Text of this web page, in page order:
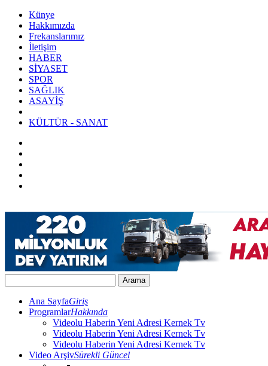
Künye
Hakkımızda
Frekanslarımız
İletişim
HABER
SİYASET
SPOR
SAĞLIK
ASAYİŞ
KÜLTÜR - SANAT
Ana SayfaGiriş
ProgramlarHakkında
Videolu Haberin Yeni Adresi Kernek Tv
Videolu Haberin Yeni Adresi Kernek Tv
Videolu Haberin Yeni Adresi Kernek Tv
Video ArşivSürekli Güncel